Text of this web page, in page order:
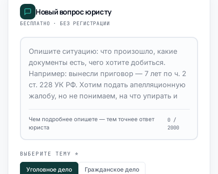
Новый вопрос юристу
БЕСПЛАТНО · БЕЗ РЕГИСТРАЦИИ
Чем подробнее опишете — тем точнее ответ
юриста
0 /
2000
ВЫБЕРИТЕ ТЕМУ *
Уголовное дело Гражданское дело